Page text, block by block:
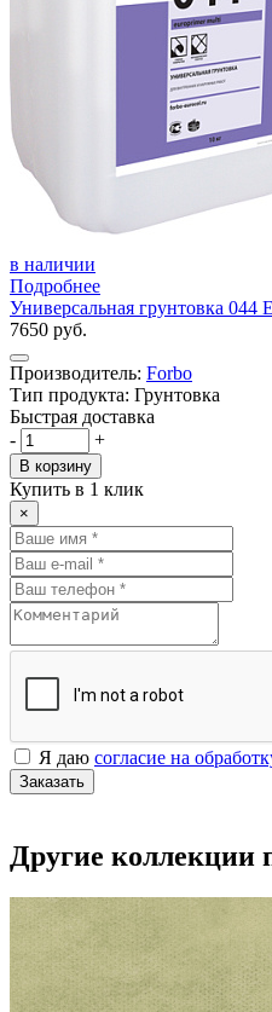
в наличии
Подробнее
Универсальная грунтовка
7650 руб.
Производитель: Forbo
Тип продукта: Грунтовка
Быстрая доставка
-
+
В корзину
Купить в 1 клик
×
Я даю согласие на
Заказать
Другие коллекции